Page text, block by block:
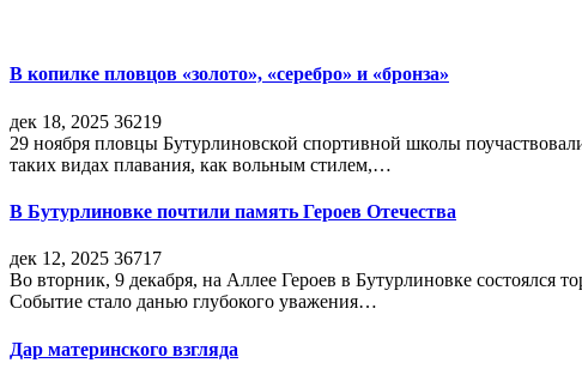
В копилке пловцов «золото», «серебро» и «бронза»
дек 18, 2025 36219
29 ноября пловцы Бутурлиновской спортивной школы
таких видах плавания, как вольным стилем,…
В Бутурлиновке почтили память Героев Отечества
дек 12, 2025 36717
Во вторник, 9 декабря, на Аллее Героев в Бутурлиновке состоялся
Событие стало данью глубокого уважения…
Дар материнского взгляда